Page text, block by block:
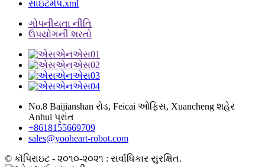
સાઇટમેપ.xml
ગોપનીયતા નીતિ
ઉપયોગની શરતો
No.8 Baijianshan રોડ, Feicai ઓફિસ, Xuancheng શહેર
Anhui પ્રાંત
+8618155669709
sales@yooheart-robot.com
© કૉપિરાઇટ - ૨૦૧૦-૨૦૨૧ : સર્વાધિકાર સુરક્ષિત.